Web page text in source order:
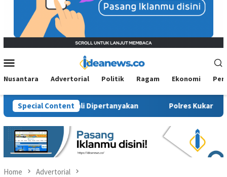
Menu
Nusantara Advertorial Politik Ragam Ekonomi
Special Content
Kembali Dipertanyakan Polres Kukar Geledah
Home Advertorial